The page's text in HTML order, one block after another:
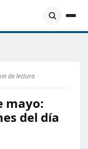
de lectura
mayo:
del día